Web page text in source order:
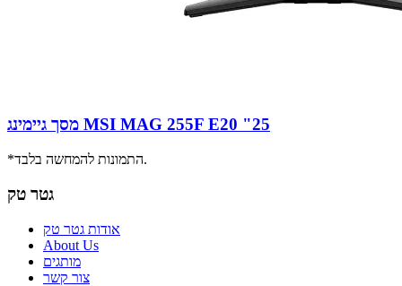
מסך גיימינג MSI MAG 255F E20 "25
*התמונות להמחשה בלבד.
גטר טק
אודות גטר טק
About Us
מותגים
צור קשר